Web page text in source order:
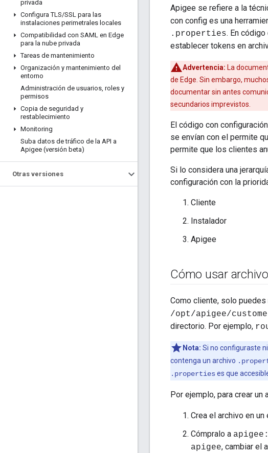
privada
Configura TLS/SSL para las
instalaciones perimetrales locales
Compatibilidad con SAML en Edge
para la nube privada
Tareas de mantenimiento
Organización y mantenimiento del
entorno
Administración de usuarios, roles y
permisos
Copia de seguridad y
restablecimiento
Monitoring
Suba datos de tráfico de la API a
Apigee (versión beta)
Otras versiones
Apigee se refiere a la
con config es una
.properties. En
establecer tokens en
Advertencia: La
de Edge. Sin embargo,
documentar sin antes
secundarios imprevistos.
El código con
se envían con el permite
permite que los clientes
Si lo considera una
configuración con la
Cliente
Instalador
Apigee
Cómo usar
Como cliente, solo
/opt/apigee/
directorio. Por ejemplo,
Nota: Si no configuraste
contenga un archivo
.propertieses que
Por ejemplo, para crear un
Crea el archivo en
Cómpralo a
apigee, cambiar el